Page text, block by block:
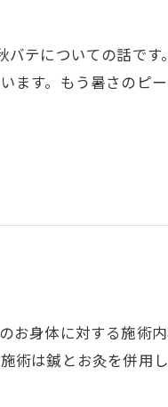
テについての話で
ます。もう暑さのピ
お身体に対する施術
術は鍼とお灸を併用